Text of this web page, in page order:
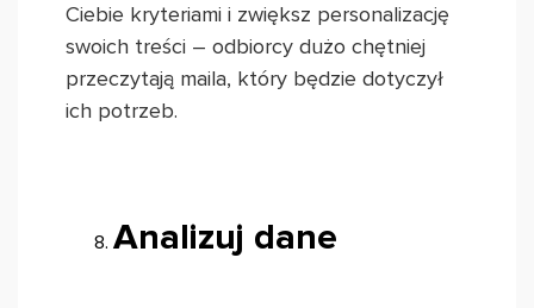
Ciebie kryteriami i zwiększ personalizację
swoich treści – odbiorcy dużo chętniej
przeczytają maila, który będzie dotyczył
ich potrzeb.
Analizuj dane